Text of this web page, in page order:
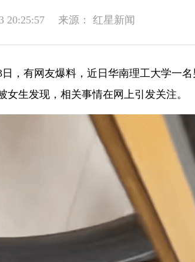
20:25:57 来源： 红星新闻
日，有网友爆料，近日华南理工大学一
女生发现，相关事情在网上引发关注。